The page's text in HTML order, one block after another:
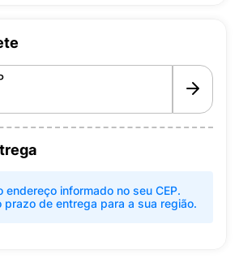
endereço informado no seu CEP.
prazo de entrega para a sua região.